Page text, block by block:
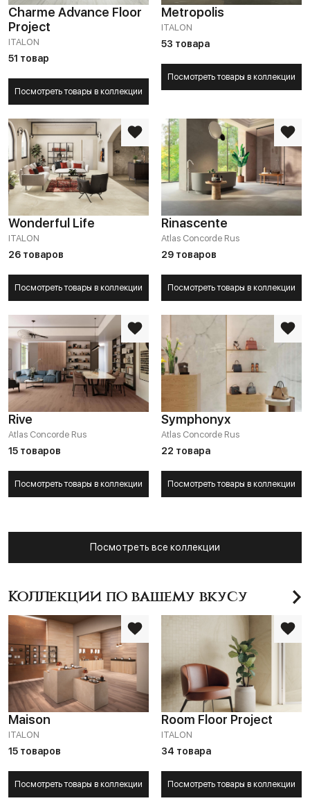
Charme Advance Floor
Project
ITALON
51 товар
Посмотреть товары в коллекции
Metropolis
ITALON
53 товара
Посмотреть товары в коллекции
Wonderful Life
ITALON
26 товаров
Посмотреть товары в коллекции
Rinascente
Atlas Concorde Rus
29 товаров
Посмотреть товары в коллекции
Rive
Atlas Concorde Rus
15 товаров
Посмотреть товары в коллекции
Symphonyx
Atlas Concorde Rus
22 товара
Посмотреть товары в коллекции
Посмотреть все коллекции
Коллекции по вашему вкусу
Maison
ITALON
15 товаров
Посмотреть товары в коллекции
Room Floor Project
ITALON
34 товара
Посмотреть товары в коллекции